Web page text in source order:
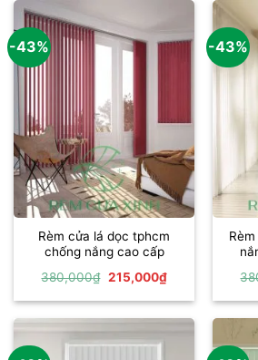
-43%
Rèm cửa lá dọc tphcm
chống nắng cao cấp
380,000₫ Giá
là:
215,000₫Giá
hiện
tại
215,000₫.
-43%